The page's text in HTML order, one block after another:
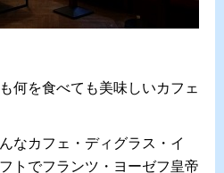
何を食べても美味しいカフェ
なカフェ・ディグラス・イ
トでフランツ・ヨーゼフ皇帝